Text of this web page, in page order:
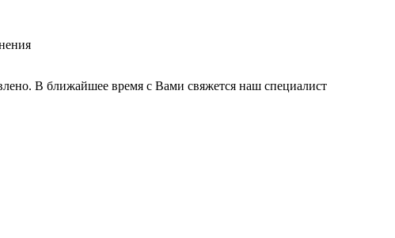
В ближайшее время с Вами свяжется наш специалист